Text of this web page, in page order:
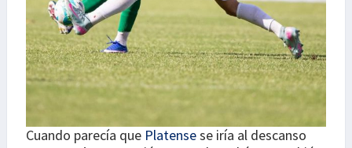
Cuando parecía que Platensese iría al descanso